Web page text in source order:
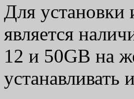
Для
является
12 и 50GB на
устанавливать